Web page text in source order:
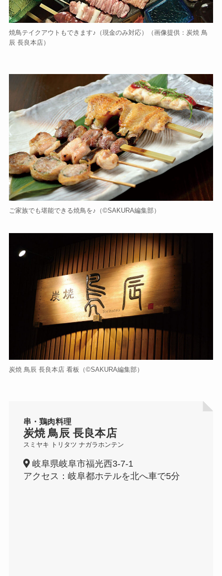
焼鳥テイクアウトもできます♪（現金のみ対応）（画像提供：炭焼 鳥
辰 長良本店）
ご家族でも堪能できる焼鳥を♪（©️SAKURA編集部）
炭焼 鳥辰 長良本店 看板（©️SAKURA編集部）
串・鶏肉料理
炭焼 鳥辰 長良本店
スミヤキ トリタツ ナガラホンテン
岐阜県岐阜市福光西3-7-1
アクセス：岐阜都ホテルを北へ車で5分